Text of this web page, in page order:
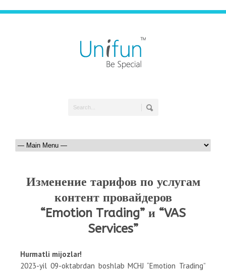
Изменение тарифов по услугам
контент провайдеров
“Emotion Trading” и “VAS
Services”
Hurmatli mijozlar!
2023-yil 09-oktabrdan boshlab MCHJ “Emotion Trading”